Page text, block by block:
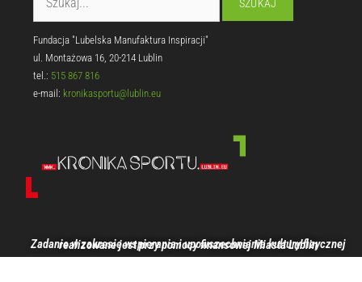
Fundacja "Lubelska Manufaktura Inspiracji"
ul. Montażowa 16, 20-214 Lublin
tel.: 515 867 816
e-mail: kronikasportu@lublin.eu
Zadanie w zakresie wspierania i upowszechniania kultury fizycznej realizowane jest przy pomocy finansowej Miasta Lublin